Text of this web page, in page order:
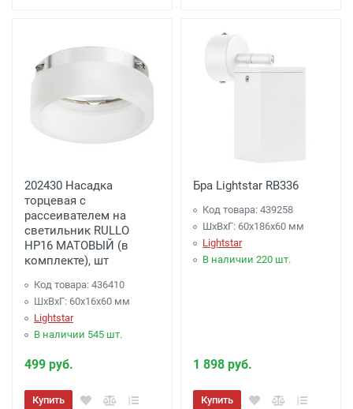
202430 Насадка
торцевая с
рассеивателем на
светильник RULLO
HP16 МАТОВЫЙ (в
комплекте), шт
Код товара: 436410
ШхВхГ: 60x16x60 мм
Lightstar
В наличии 545 шт.
499 руб.
Купить
Бра Lightstar RB336
Код товара: 439258
ШхВхГ: 60x186x60 мм
Lightstar
В наличии 220 шт.
1 898 руб.
Купить